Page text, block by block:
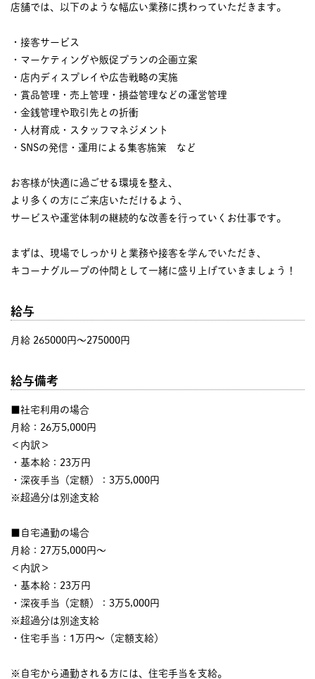
店舗では、以下のような幅広い業務に携わっていただきます。
・接客サービス
・マーケティングや販促プランの企画立案
・店内ディスプレイや広告戦略の実施
・賞品管理・売上管理・損益管理などの運営管理
・金銭管理や取引先との折衝
・人材育成・スタッフマネジメント
・SNSの発信・運用による集客施策 など
お客様が快適に過ごせる環境を整え、
より多くの方にご来店いただけるよう、
サービスや運営体制の継続的な改善を行っていくお仕事です。
まずは、現場でしっかりと業務や接客を学んでいただき、
キコーナグループの仲間として一緒に盛り上げていきましょう！
給与
月給 265000円〜275000円
給与備考
■社宅利用の場合
月給：26万5,000円
＜内訳＞
・基本給：23万円
・深夜手当（定額）：3万5,000円
※超過分は別途支給
■自宅通勤の場合
月給：27万5,000円～
＜内訳＞
・基本給：23万円
・深夜手当（定額）：3万5,000円
※超過分は別途支給
・住宅手当：1万円～（定額支給）
※自宅から通勤される方には、住宅手当を支給。